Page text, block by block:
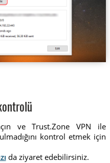
ve Trust.Zone VPN ile
kontrol etmek için
da ziyaret edebilirsiniz.